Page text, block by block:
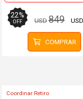
22%
OFF USD849 USD
COMPRAR
Coordinar Retiro